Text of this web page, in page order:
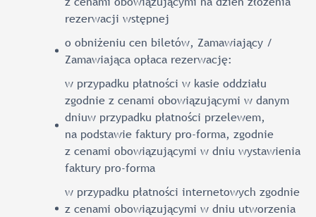
rezerwacji wstępnej
o obniżeniu cen biletów, Zamawiający /
Zamawiająca opłaca rezerwację:
w przypadku płatności w kasie oddziału
zgodnie z cenami obowiązującymi w danym
dniuw przypadku płatności przelewem,
na podstawie faktury pro-forma, zgodnie
z cenami obowiązującymi w dniu wystawienia
faktury pro-forma
w przypadku płatności internetowych zgodnie
z cenami obowiązującymi w dniu utworzenia